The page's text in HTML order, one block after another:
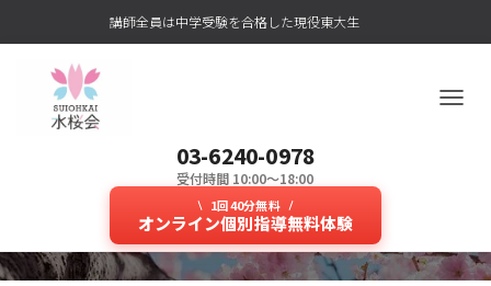
講師全員は中学受験を合格した現役東大生
03-6240-0978
受付時間 10:00～18:00
1回40分無料
オンライン個別指導無料体験
を
切
＃中学受験 ＃御三家